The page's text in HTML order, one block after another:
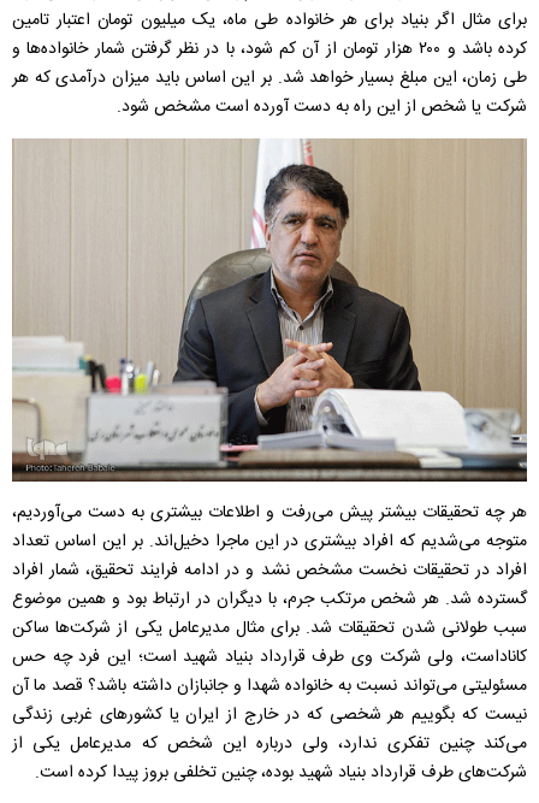
برای مثال اگر بنیاد برای هر خانواده طی ماه، یک میلیون تومان اعتبار تامین
کرده باشد و ۲۰۰ هزار تومان از آن کم شود،‌ با در نظر گرفتن شمار خانواده‌ها و
طی زمان، این مبلغ بسیار خواهد شد. بر این اساس باید میزان درآمدی که هر
شرکت یا شخص از این راه به دست آورده است مشخص شود.
هر چه تحقیقات بیشتر پیش ‌می‌رفت و اطلاعات بیشتری به دست می‌آوردیم،‌
متوجه می‌شدیم که افراد بیشتری در این ماجرا دخیل‌اند. بر این اساس تعداد
افراد در تحقیقات نخست مشخص نشد و در ادامه فرایند تحقیق، شمار افراد
گسترده شد. هر شخص مرتکب جرم، با دیگران در ارتباط بود و همین موضوع
سبب طولانی شدن تحقیقات شد. برای مثال مدیرعامل یکی از شرکت‌ها ساکن
کاناداست، ولی شرکت وی طرف قرارداد بنیاد شهید است؛ این فرد چه حس
مسئولیتی می‌تواند نسبت به خانواده شهدا و جانبازان داشته باشد؟ قصد ما آن
نیست که بگوییم هر شخصی که در خارج از ایران یا کشورهای غربی زندگی
می‌کند چنین تفکری ندارد، ولی درباره این شخص که مدیرعامل یکی از
شرکت‌های طرف قرارداد بنیاد شهید بوده،‌ چنین تخلفی بروز پیدا کرده است.